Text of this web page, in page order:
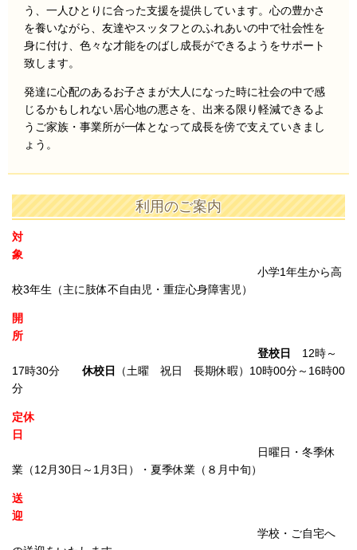
う、 一人ひとりに合った支援を提供しています。 心の豊かさ
を養いながら、友達やスッタフとのふれあいの中で社会性を
身に付け、色々な才能をのばし成長ができるようをサポート
致します。
発達に心配のあるお子さまが大人になった時に社会の中で感
じるかもしれない居心地の悪さを、出来る限り軽減できるよ
うご家族・事業所が一体となって成長を傍で支えていきまし
ょう。
利用のご案内
対
象
小学1年生から高
校3年生（主に肢体不自由児・重症心身障害児）
開
所
登校日
12時～
17時30分
休校日
（土曜 祝日 長期休暇）10時00分～16時00
分
定休
日
日曜日・冬季休
業（12月30日～1月3日）・夏季休業（８月中旬）
送
迎
学校・ご自宅へ